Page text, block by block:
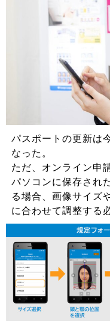
パスポートの更新は
なった。
ただ、オンライン申
パソコンに保存され
る場合、画像サイズ
に合わせて調整する